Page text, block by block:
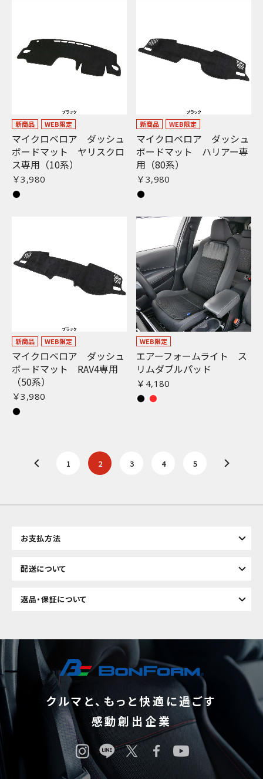
新商品 WEB限定
マイクロベロア ダッシュ
ボードマット ヤリスクロ
ス専用（10系）
￥3,980
新商品 WEB限定
マイクロベロア ダッシュ
ボードマット ハリアー専
用（80系）
￥3,980
新商品 WEB限定
マイクロベロア ダッシュ
ボードマット RAV4専用
（50系）
￥3,980
WEB限定
エアーフォームライト ス
リムダブルパッド
￥4,180
1 2 3 4 5
お支払方法
配送について
返品・保証について
クルマと、もっと快適に過ごす
感動創出企業